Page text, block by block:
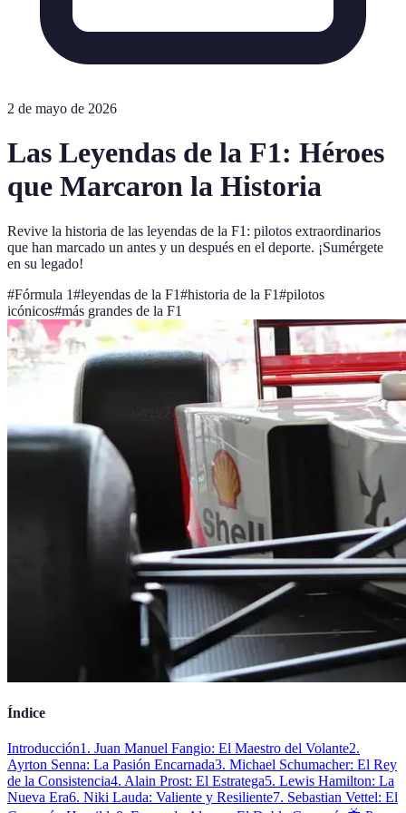
2 de mayo de 2026
Las Leyendas de la F1: Héroes
que Marcaron la Historia
Revive la historia de las leyendas de la F1: pilotos extraordinarios
que han marcado un antes y un después en el deporte. ¡Sumérgete
en su legado!
#Fórmula 1#leyendas de la F1#historia de la F1#pilotos
icónicos#más grandes de la F1
Índice
Introducción1. Juan Manuel Fangio: El Maestro del Volante2.
Ayrton Senna: La Pasión Encarnada3. Michael Schumacher: El Rey
de la Consistencia4. Alain Prost: El Estratega5. Lewis Hamilton: La
Nueva Era6. Niki Lauda: Valiente y Resiliente7. Sebastian Vettel: El